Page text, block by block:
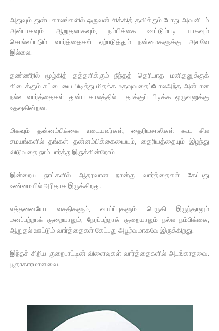
அதுவும் துன்ப காலங்களில் ஒருவன் சிக்கித் தவிக்கும் போது அவனிடம்
அன்பாகவும், ஆறுதலாகவும், நம்பிக்கை ஊட்டும்படி யாகவும்
சொல்லப்படும் வார்த்தைகள் ஏற்படுத்தும் நன்மைகளுக்கு அளவே
இல்லை.
தண்ணீரில் மூழ்கித் தத்தளிக்கும் நீந்தத் தெரியாத மனிதனுக்குக்
கிடைக்கும் கட்டையை பிடித்து மிதக்க உதவுவதைப்போலஅந்த அன்பான
நல்ல வார்த்தைகள் துன்ப காலத்தில் தாக்குப் பிடிக்க ஒருவனுக்கு
உதவுகின்றன.
மிகவும் தன்னம்பிக்கை உடையவர்கள், தைரியசாலிகள் கூட சில
சமயங்களில் தங்கள் தன்னம்பிக்கையையும், தைரியத்தையும் இழந்து
விடுவதை நாம் பார்த்துஇருக்கின்றோம்.
இன்றைய நாட்களில் ஆதரவான நான்கு வார்த்தைகள் கேட்பது
உண்மையில் அரிதாக இருக்கிறது.
எத்தனையோ வசதிகளும், வாய்ப்புகளும் பெருகி இருந்தாலும்
மனப்பற்றாக் குறையாலும், நேரப்பற்றாக் குறையாலும் நல்ல நம்பிக்கை,
ஆறுதல் ஊட்டும் வார்த்தைகள் கேட்பது அபூர்வமாகவே இருக்கிறது.
இந்தச் சிறிய குறைபாட்டின் விளைவுகள் வார்த்தைகளில் அடங்காதவை.
பூதாகாரமானவை.